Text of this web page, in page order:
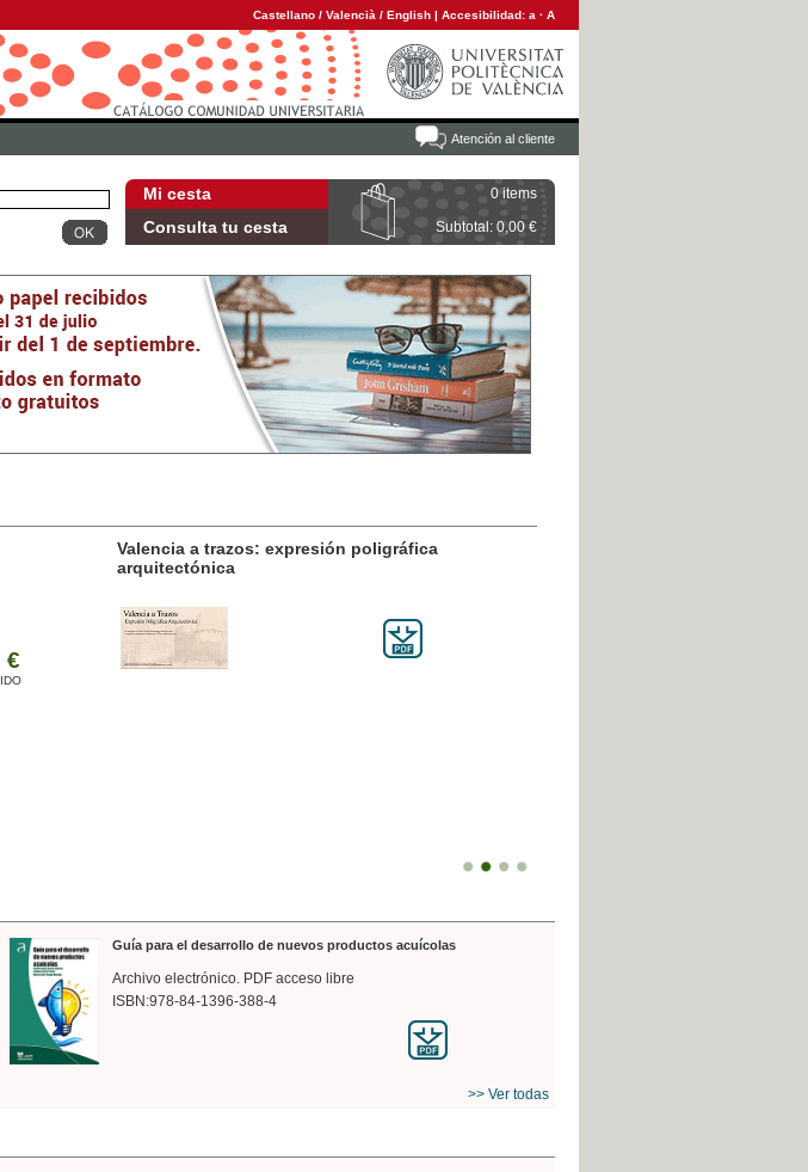
Castellano / Valencià / English | Accesibilidad: a · A
Atención al cliente
Mi cesta 0 items
Consulta tu cesta Subtotal: 0,00 €
Valencia a trazos: expresión poligráfica
arquitectónica
Guía para el desarrollo de nuevos productos acuícolas
Archivo electrónico. PDF acceso libre
ISBN:978-84-1396-388-4
>> Ver todas